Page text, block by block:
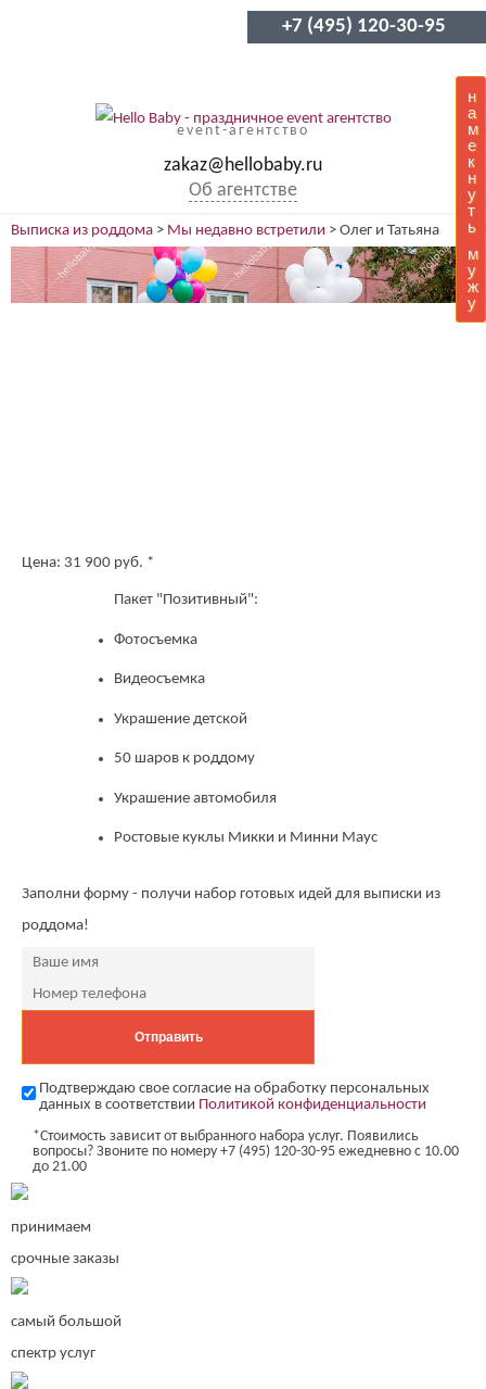
+7 (495) 120-30-95
event-агентство
zakaz@hellobaby.ru
Об агентстве
н
а
м
е
к
н
у
т
ь
м
у
ж
у
Выписка из роддома > Мы недавно встретили > Олег и Татьяна
Цена: 31 900 руб. *
Пакет "Позитивный":
Фотосъемка
Видеосъемка
Украшение детской
50 шаров к роддому
Украшение автомобиля
Ростовые куклы Микки и Минни Маус
Заполни форму - получи набор готовых идей для выписки из
роддома!
Подтверждаю свое согласие на обработку персональных
данных в соответствии Политикой конфиденциальности
*Стоимость зависит от выбранного набора услуг. Появились
вопросы? Звоните по номеру +7 (495) 120-30-95 ежедневно с 10.00
до 21.00
принимаем
срочные заказы
самый большой
спектр услуг